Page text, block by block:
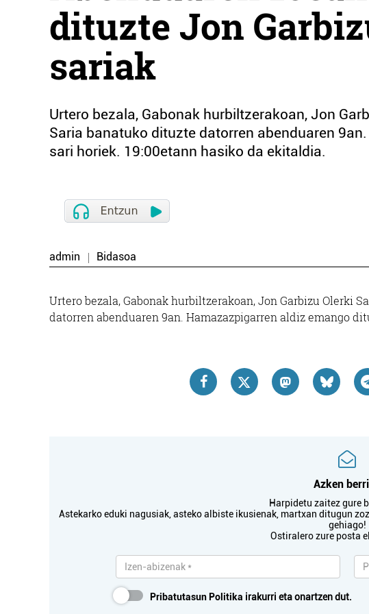
dituzte Jon
sariak
Urtero bezala, Gabonak hurbiltzerakoan, Jon
Saria banatuko dituzte datorren abenduaren
sari horiek. 19:00etann hasiko da ekitaldia.
admin Bidasoa
Urtero bezala, Gabonak hurbiltzerakoan, Jon Garbizu Olerki
datorren abenduaren 9an. Hamazazpigarren aldiz emango
Azken
Harpidetu zaitez gure
Astekarko eduki nagusiak, asteko albiste ikusienak, martxan ditugun
gehiago!
Ostiralero zure posta
Pribatutasun Politika irakurri eta onartzen dut.